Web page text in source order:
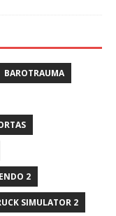
BAROTRAUMA
2
SIMULATOR 2